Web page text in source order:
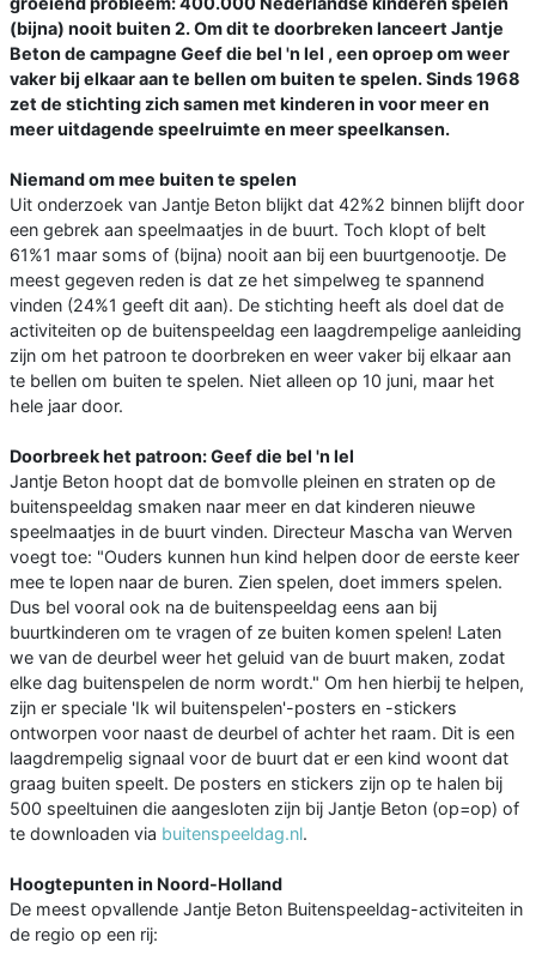
(bijna) nooit buiten 2. Om dit te doorbreken lanceert Jantje
Beton de campagne Geef die bel 'n lel , een oproep om weer
vaker bij elkaar aan te bellen om buiten te spelen. Sinds 1968
zet de stichting zich samen met kinderen in voor meer en
meer uitdagende speelruimte en meer speelkansen.
Niemand om mee buiten te spelen
Uit onderzoek van Jantje Beton blijkt dat 42%2 binnen blijft door
een gebrek aan speelmaatjes in de buurt. Toch klopt of belt
61%1 maar soms of (bijna) nooit aan bij een buurtgenootje. De
meest gegeven reden is dat ze het simpelweg te spannend
vinden (24%1 geeft dit aan). De stichting heeft als doel dat de
activiteiten op de buitenspeeldag een laagdrempelige aanleiding
zijn om het patroon te doorbreken en weer vaker bij elkaar aan
te bellen om buiten te spelen. Niet alleen op 10 juni, maar het
hele jaar door.
Doorbreek het patroon: Geef die bel 'n lel
Jantje Beton hoopt dat de bomvolle pleinen en straten op de
buitenspeeldag smaken naar meer en dat kinderen nieuwe
speelmaatjes in de buurt vinden. Directeur Mascha van Werven
voegt toe: "Ouders kunnen hun kind helpen door de eerste keer
mee te lopen naar de buren. Zien spelen, doet immers spelen.
Dus bel vooral ook na de buitenspeeldag eens aan bij
buurtkinderen om te vragen of ze buiten komen spelen! Laten
we van de deurbel weer het geluid van de buurt maken, zodat
elke dag buitenspelen de norm wordt." Om hen hierbij te helpen,
zijn er speciale 'Ik wil buitenspelen'-posters en -stickers
ontworpen voor naast de deurbel of achter het raam. Dit is een
laagdrempelig signaal voor de buurt dat er een kind woont dat
graag buiten speelt. De posters en stickers zijn op te halen bij
500 speeltuinen die aangesloten zijn bij Jantje Beton (op=op) of
te downloaden via buitenspeeldag.nl.
Hoogtepunten in Noord-Holland
De meest opvallende Jantje Beton Buitenspeeldag-activiteiten in
de regio op een rij: